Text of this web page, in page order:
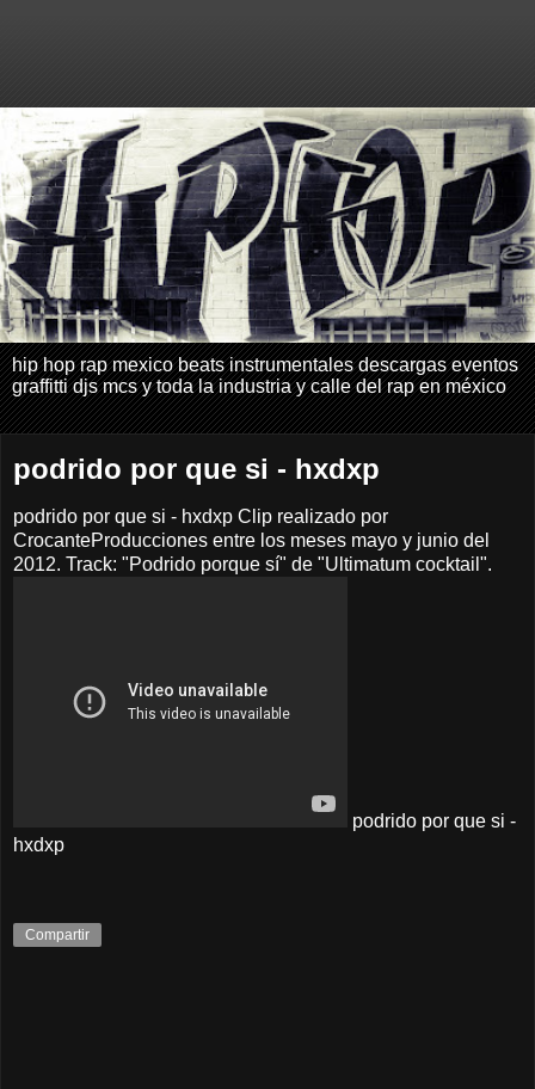
hip hop rap mexico beats instrumentales descargas eventos
graffitti djs mcs y toda la industria y calle del rap en méxico
podrido por que si - hxdxp
podrido por que si - hxdxp Clip realizado por
CrocanteProducciones entre los meses mayo y junio del
2012. Track: "Podrido porque sí" de "Ultimatum cocktail".
podrido por que si -
hxdxp
Compartir